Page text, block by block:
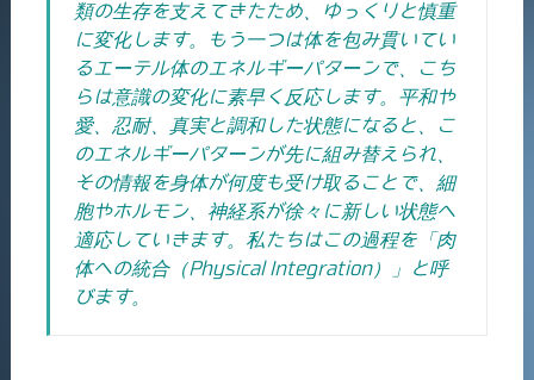
類の生存を支えてきたため、ゆっくりと慎重
に変化します。もう一つは体を包み貫いてい
るエーテル体のエネルギーパターンで、こち
らは意識の変化に素早く反応します。平和や
愛、忍耐、真実と調和した状態になると、こ
のエネルギーパターンが先に組み替えられ、
その情報を身体が何度も受け取ることで、細
胞やホルモン、神経系が徐々に新しい状態へ
適応していきます。私たちはこの過程を「肉
体への統合（Physical Integration）」と呼
びます。